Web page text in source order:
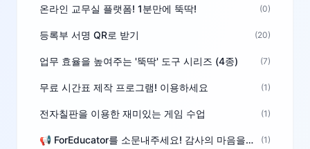
온라인 교무실 플랫폼! 1분만에 뚝딱! (0)
등록부 서명 QR로 받기 (20)
업무 효율을 높여주는 '뚝딱' 도구 시리즈 (4종) (7)
무료 시간표 제작 프로그램! 이용하세요 (1)
전자칠판을 이용한 재미있는 게임 수업 (1)
📢 ForEducator를 소문내주세요! 감사의 마음을 담은 포인트 선물 (1)